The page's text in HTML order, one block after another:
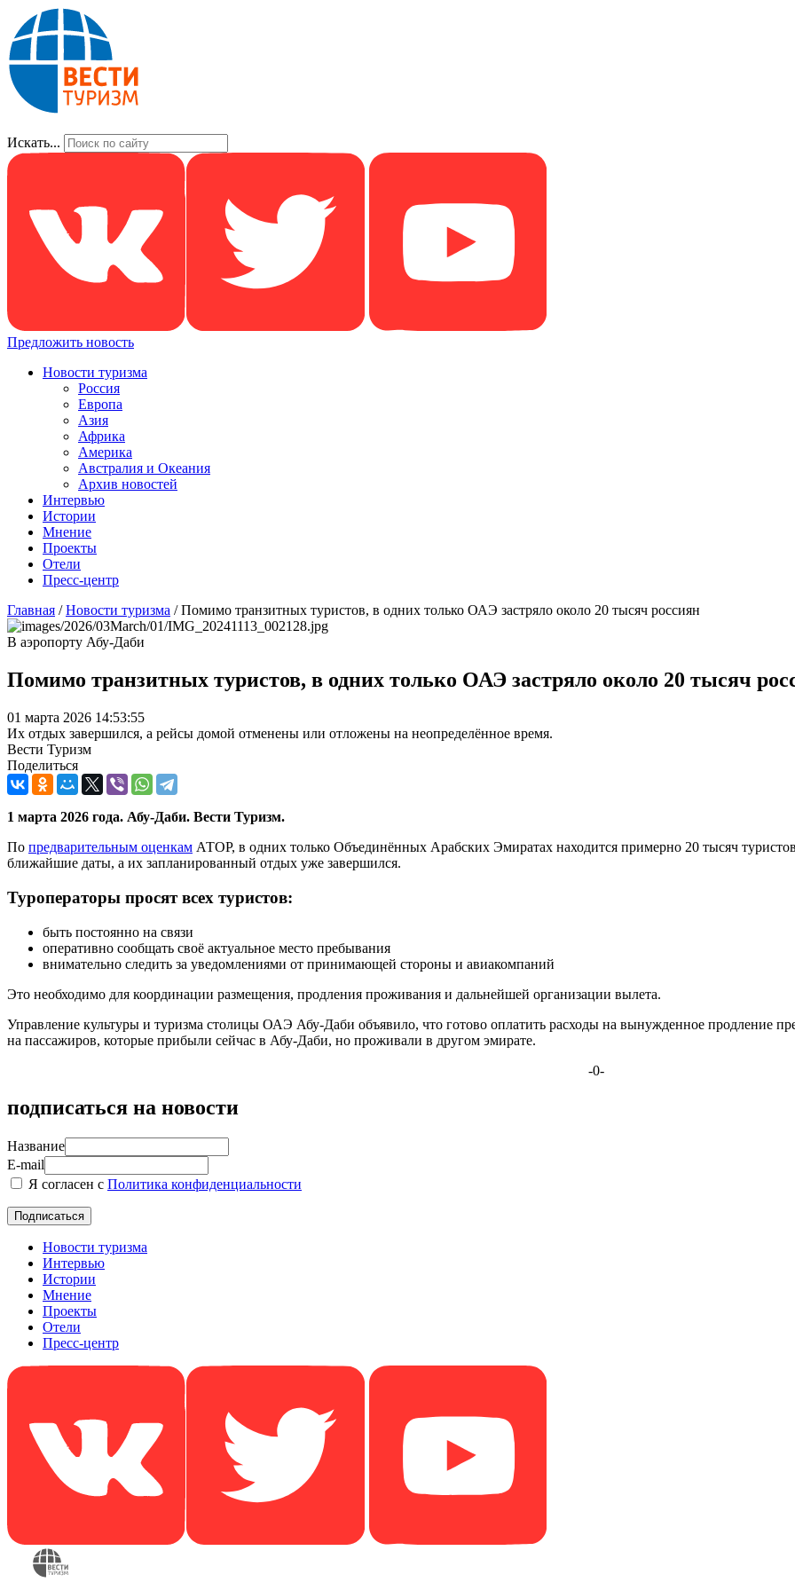
Искать...
Предложить новость
Новости туризма
Россия
Европа
Азия
Африка
Америка
Австралия и Океания
Архив новостей
Интервью
Истории
Мнение
Проекты
Отели
Пресс-центр
Главная /Новости туризма /Помимо транзитных туристов, в одних только ОАЭ застряло около 20 тысяч россиян
В аэропорту Абу-Даби
Помимо транзитных туристов, в одних только ОАЭ застряло около 20 тысяч
01 марта 2026 14:53:55
Их отдых завершился, а рейсы домой отменены или отложены на неопределённое время.
Вести Туризм
Поделиться
1 марта 2026 года. Абу-Даби. Вести Туризм.
По предварительным оценкам АТОР, в одних только Объединённых Арабских Эмиратах находится примерно 20 тысяч
ближайшие даты, а их запланированный отдых уже завершился.
Туроператоры просят всех туристов:
быть постоянно на связи
оперативно сообщать своё актуальное место пребывания
внимательно следить за уведомлениями от принимающей стороны и авиакомпаний
Это необходимо для координации размещения, продления проживания и дальнейшей организации вылета.
Управление культуры и туризма столицы ОАЭ Абу-Даби объявило, что готово оплатить расходы на вынужденное продление
на пассажиров, которые прибыли сейчас в Абу-Даби, но проживали в другом эмирате.
-0-
подписаться на новости
Название
E-mail
Я согласен с Политика конфиденциальности
Новости туризма
Интервью
Истории
Мнение
Проекты
Отели
Пресс-центр